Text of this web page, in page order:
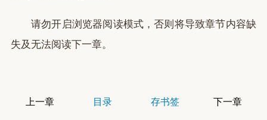
请勿开启浏览器阅读模式，否则将导致章节内容缺
失及无法阅读下一章。
上一章 目录 存书签 下一章